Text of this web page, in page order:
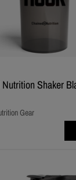
Shaker
Gear